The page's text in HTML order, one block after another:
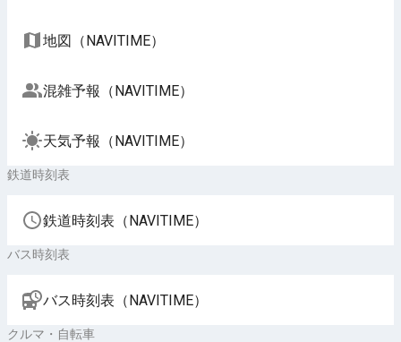
地図（NAVITIME）
混雑予報（NAVITIME）
天気予報（NAVITIME）
鉄道時刻表
鉄道時刻表（NAVITIME）
バス時刻表
バス時刻表（NAVITIME）
クルマ・自転車